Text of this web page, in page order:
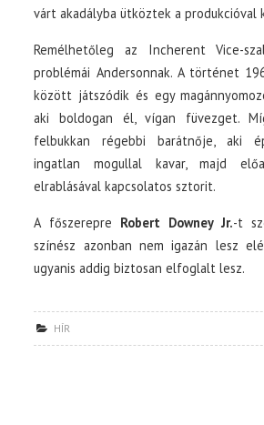
várt akadályba ütköztek a produkcióval
Remélhetőleg az Incherent Vice-
problémái Andersonnak. A történet
között játszódik és egy
aki boldogan él, vígan füvezget.
felbukkan régebbi barátnője, aki
ingatlan mogullal kavar, majd
elrablásával kapcsolatos sztorit.
A főszerepre Robert Downey Jr.-t
színész azonban nem igazán lesz
ugyanis addig biztosan elfoglalt lesz.
HÍR